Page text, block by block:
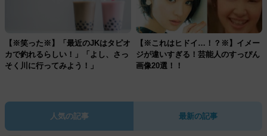
【※笑った※】「最近のJKはタピオ
カで釣れるらしい！」「よし、さっ
そく川に行ってみよう！」
【※これはヒドイ…！？※】イメー
ジが違いすぎる！芸能人のすっぴん
画像20選！！
人気の記事 最新の記事